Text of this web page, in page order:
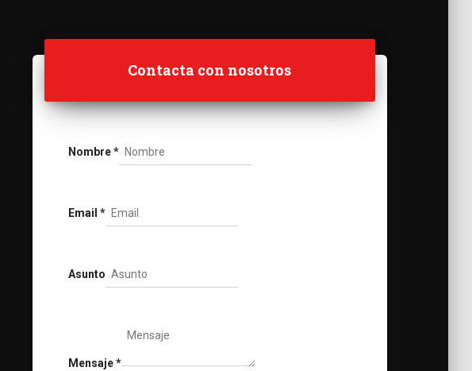
Contacta con nosotros
Nombre*
Email *
Asunto
Mensaje*